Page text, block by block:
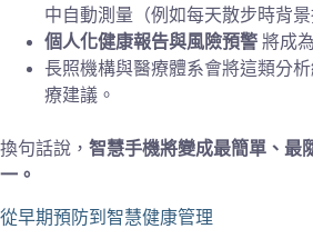
中自動測量（例如每天散步時背景
個人化健康報告與風險預警 將成
長照機構與醫療體系會將這類分
療建議。
換句話說， 智慧手機將變成最簡單、最
一。
從早期預防到智慧健康管理